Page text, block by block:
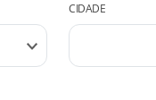
CIDADE